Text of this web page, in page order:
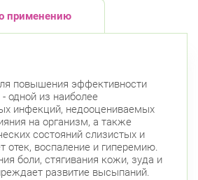
применению
повышения эффективности
одной из наиболее
инфекций, недооцениваемых
на организм, а также
состояний слизистых и
отек, воспаление и гиперемию.
боли, стягивания кожи, зуда и
развитие высыпаний.